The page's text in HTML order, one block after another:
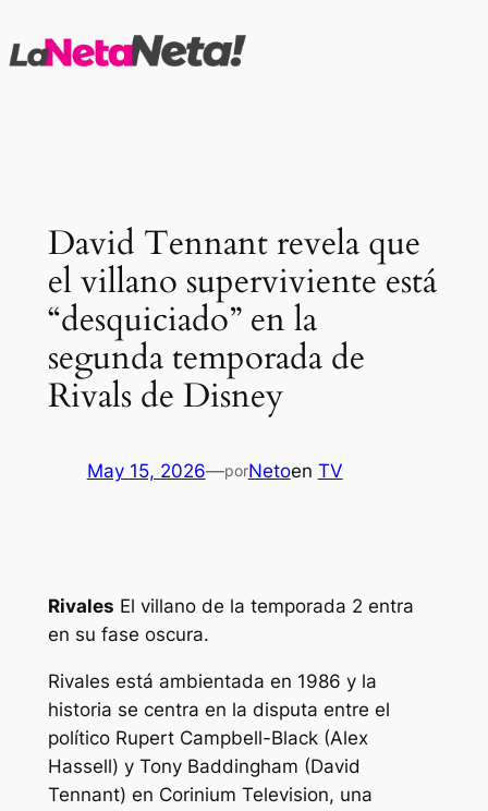
al
David Tennant revela que
el villano superviviente está
“desquiciado” en la
segunda temporada de
Rivals de Disney
May 15, 2026—porNetoen TV
Rivales El villano de la temporada 2 entra
en su fase oscura.
Rivales está ambientada en 1986 y la
historia se centra en la disputa entre el
político Rupert Campbell-Black (Alex
Hassell) y Tony Baddingham (David
Tennant) en Corinium Television, una